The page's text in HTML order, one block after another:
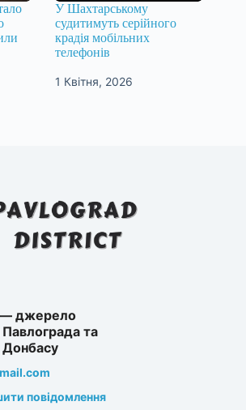
У Шахтарському
судитимуть серійного
крадія мобільних
телефонів
1 Квітня, 2026
— джерело
та
Донбасу
повідомлення